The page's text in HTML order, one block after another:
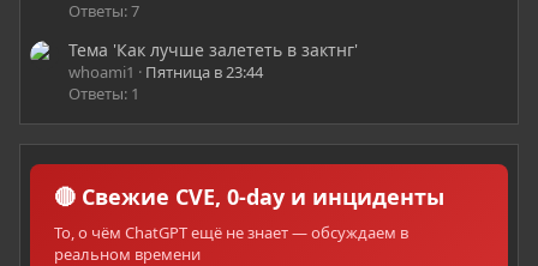
Ответы: 7
Тема 'Как лучше залететь в зактнг'
whoami1
Пятница в 23:44
Ответы: 1
🔴 Свежие CVE, 0-day и инциденты
То, о чём ChatGPT ещё не знает — обсуждаем в
реальном времени